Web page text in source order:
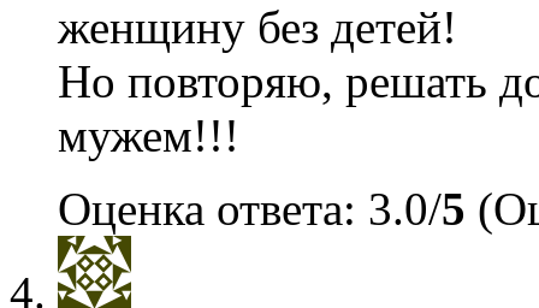
женщину без детей!
Но повторяю, решать
мужем!!!
Оценка ответа: 3.0/5